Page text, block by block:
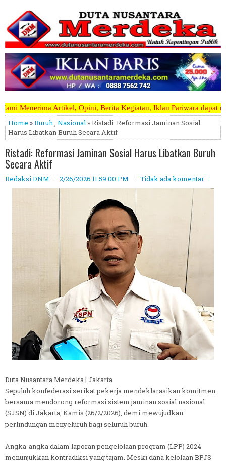
Kegiatan, Iklan Pariwara dapat mengirimkannya melalui email
Home »Buruh, Nasional » Ristadi: Reformasi Jaminan Sosial
Harus Libatkan Buruh Secara Aktif
Ristadi: Reformasi Jaminan Sosial Harus Libatkan Buruh
Secara Aktif
Redaksi DNM 2/26/2026 11:59:00 PM Tidak ada komentar
Duta Nusantara Merdeka | Jakarta
Sepuluh konfederasi serikat pekerja mendeklarasikan komitmen
bersama mendorong reformasi sistem jaminan sosial nasional
(SJSN) di Jakarta, Kamis (26/2/2026), demi mewujudkan
perlindungan menyeluruh bagi seluruh buruh.
Angka-angka dalam laporan pengelolaan program (LPP) 2024
menunjukkan kontradiksi yang tajam. Meski dana kelolaan BPJS